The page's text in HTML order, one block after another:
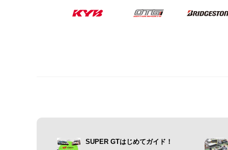
SUPER GTはじめてガイド！